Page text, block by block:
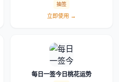
抽签
立即使用 →
每日一签今日桃花运势